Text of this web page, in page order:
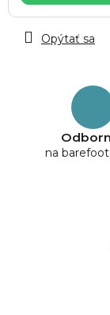
na
Opýtať sa